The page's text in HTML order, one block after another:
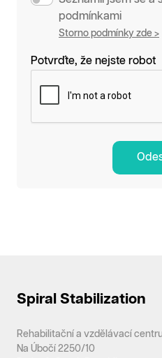
podmínkami
Storno podmínky zde >
Potvrďte, že nejste robot
Spiral Stabilization
Rehabilitační a vzdělávací
Na Úbočí 2250/10